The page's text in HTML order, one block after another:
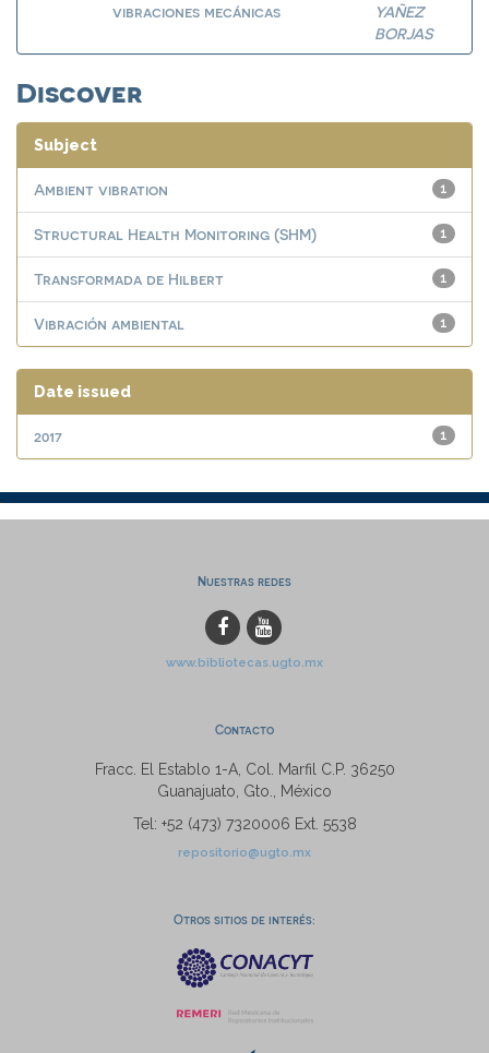
vibraciones mecánicas
YAÑEZ
BORJAS
Discover
Subject
1
Ambient vibration
1
Structural Health Monitoring (SHM)
1
Transformada de Hilbert
1
Vibración ambiental
Date issued
1
2017
Nuestras redes
www.bibliotecas.ugto.mx
Contacto
Fracc. El Establo 1-A, Col. Marfil C.P. 36250
Guanajuato, Gto., México
Tel: +52 (473) 7320006 Ext. 5538
repositorio@ugto.mx
Otros sitios de interés: